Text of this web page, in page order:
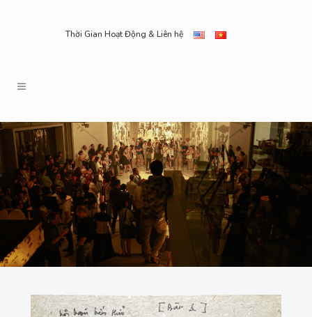
Thời Gian Hoạt Động & Liên hệ